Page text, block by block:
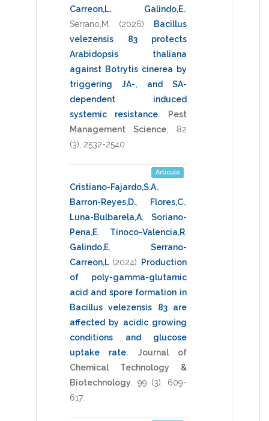
Carreon,L.
Galindo,E.
Serrano,M.
(2026)
Bacillus
velezensis 83 protects
Arabidopsis thaliana
against Botrytis cinerea by
triggering JA-, and SA-
dependent induced
systemic resistance.
Pest
Management Science
82
(3), 2532-2540
Artículo
Cristiano-Fajardo,S.A.
Barron-Reyes,D.
Flores,C.
Luna-Bulbarela,A
Soriano-
Pena,E
Tinoco-Valencia,R
Galindo,E
Serrano-
Carreon,L (2024) Production
of poly-gamma-glutamic
acid and spore formation in
Bacillus velezensis 83 are
affected by acidic growing
conditions and glucose
uptake rate.
Journal of
Chemical Technology &
Biotechnology
99 (3), 609-
617.